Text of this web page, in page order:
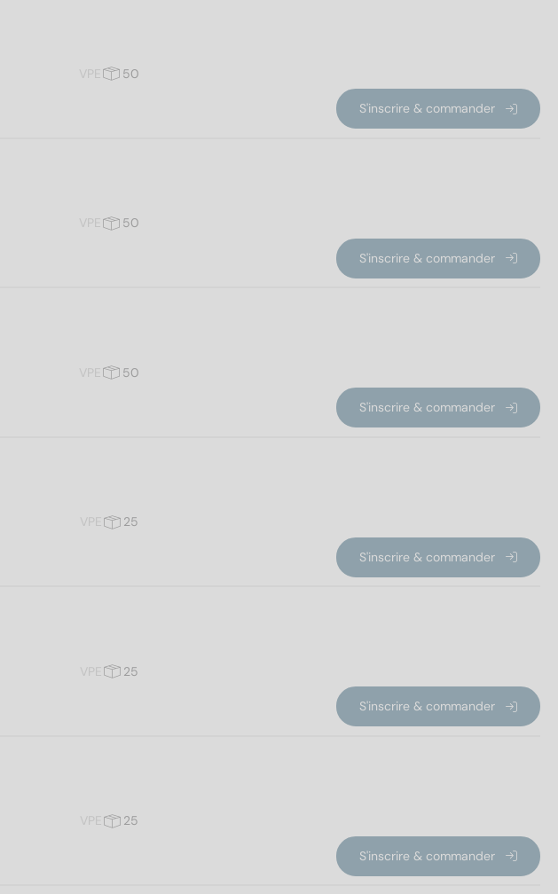
VPE
50
S'inscrire & commander
VPE
50
S'inscrire & commander
VPE
50
S'inscrire & commander
VPE
25
S'inscrire & commander
VPE
25
S'inscrire & commander
VPE
25
S'inscrire & commander